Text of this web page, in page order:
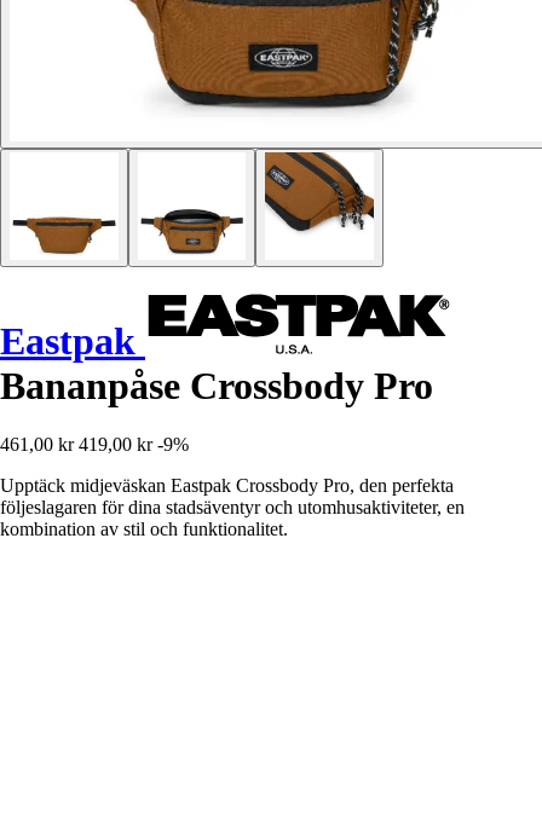
Eastpak
Bananpåse Crossbody Pro
461,00 kr 419,00 kr -9%
Upptäck midjeväskan Eastpak Crossbody Pro, den perfekta
följeslagaren för dina stadsäventyr och utomhusaktiviteter, en
kombination av stil och funktionalitet.